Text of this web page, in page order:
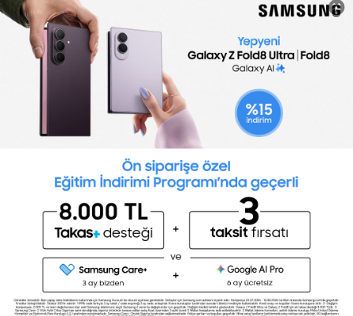
Sertifika Programları
Yetenek Testleri
Toptalent Marka ve İnsan Kaynakları Danışmanlığı Limited Şirketi Özel İstihdam Bürosu
Olarak 11 / 11 / 2024 - 10 / 11 / 2027 tarihleri arasında faaliyette bulunmak üzere, Türkiye İş
Kurumu tarafından 05.11.2024 tarih ve 16998526 sayılı karar uyarınca 1251 nolu belge ile faaliyet
göstermektedir.Toptalent İş İlanları için tıklayın. 4904 sayılı kanun uyarınca iş arayanlardan
ücret alınmayacak ve menfaat temin edilmeyecektir.
Türkiye İş Kurumu İstanbul İl Müdürlüğü: 0 212 249 29 87 | Türkiye iş Kurumu İstanbul Çalışma
ve İş Kurumu Bahçelievler Hizmet Merkezi